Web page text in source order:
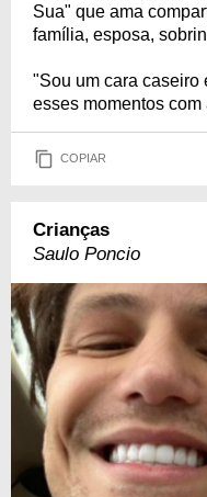
Sua" que ama
família, esposa,
"Sou um cara caseiro
esses momentos
COPIAR
Crianças
Saulo Poncio